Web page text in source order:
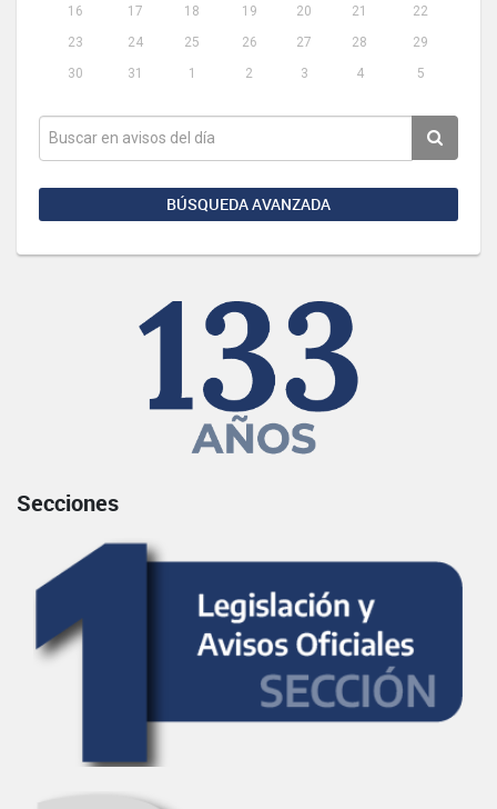
16
17 18 19 20 21
22
23
24 25 26 27 28
29
30
31 1 2 3 4 5
BÚSQUEDA AVANZADA
Secciones